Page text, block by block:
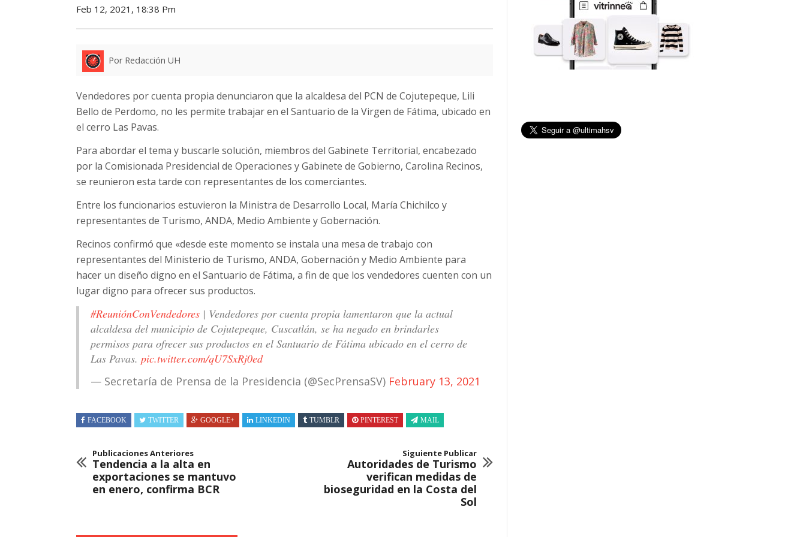
Feb 12, 2021, 18:38 Pm
Por Redacción UH
Vendedores por cuenta propia denunciaron que la alcaldesa del PCN de Cojutepeque, Lili
Bello de Perdomo, no les permite trabajar en el Santuario de la Virgen de Fátima, ubicado en
el cerro Las Pavas.
Para abordar el tema y buscarle solución, miembros del Gabinete Territorial, encabezado
por la Comisionada Presidencial de Operaciones y Gabinete de Gobierno, Carolina Recinos,
se reunieron esta tarde con representantes de los comerciantes.
Entre los funcionarios estuvieron la Ministra de Desarrollo Local, María Chichilco y
representantes de Turismo, ANDA, Medio Ambiente y Gobernación.
Recinos confirmó que «desde este momento se instala una mesa de trabajo con
representantes del Ministerio de Turismo, ANDA, Gobernación y Medio Ambiente para
hacer un diseño digno en el Santuario de Fátima, a fin de que los vendedores cuenten con un
lugar digno para ofrecer sus productos.
#ReuniónConVendedores | Vendedores por cuenta propia lamentaron que la actual
alcaldesa del municipio de Cojutepeque, Cuscatlán, se ha negado en brindarles
permisos para ofrecer sus productos en el Santuario de Fátima ubicado en el cerro de
Las Pavas. pic.twitter.com/qU7SxRj0ed
— Secretaría de Prensa de la Presidencia (@SecPrensaSV) February 13, 2021
FACEBOOK TWITTER GOOGLE+ LINKEDIN TUMBLR PINTEREST MAIL
Publicaciones Anteriores
Tendencia a la alta en
exportaciones se mantuvo
en enero, confirma BCR
Siguiente Publicar
Autoridades de Turismo
verifican medidas de
bioseguridad en la Costa del
Sol